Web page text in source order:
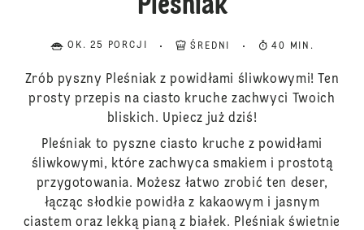
Pleśniak
OK. 25 PORCJI ŚREDNI 40 MIN.
Zrób pyszny Pleśniak z powidłami śliwkowymi! Ten
prosty przepis na ciasto kruche zachwyci Twoich
bliskich. Upiecz już dziś!
Pleśniak to pyszne ciasto kruche z powidłami
śliwkowymi, które zachwyca smakiem i prostotą
przygotowania. Możesz łatwo zrobić ten deser,
łącząc słodkie powidła z kakaowym i jasnym
ciastem oraz lekką pianą z białek. Pleśniak świetnie